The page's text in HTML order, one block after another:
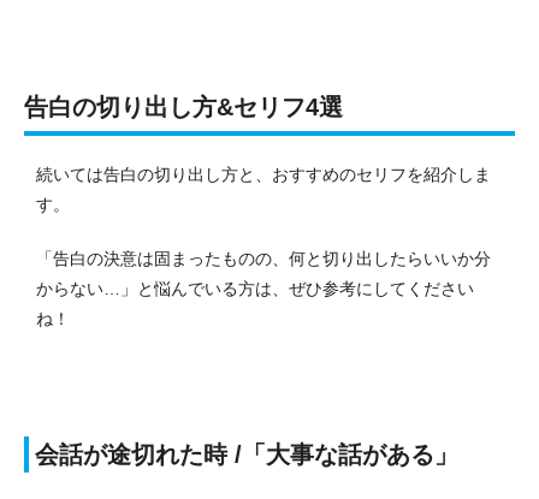
告白の切り出し方&セリフ4選
続いては告白の切り出し方と、おすすめのセリフを紹介しま
す。
「告白の決意は固まったものの、何と切り出したらいいか分
からない…」と悩んでいる方は、ぜひ参考にしてください
ね！
会話が途切れた時 /「大事な話がある」